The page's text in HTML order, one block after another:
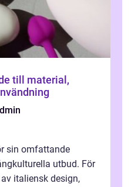
sin omfattande
utbud. För
italiensk design,